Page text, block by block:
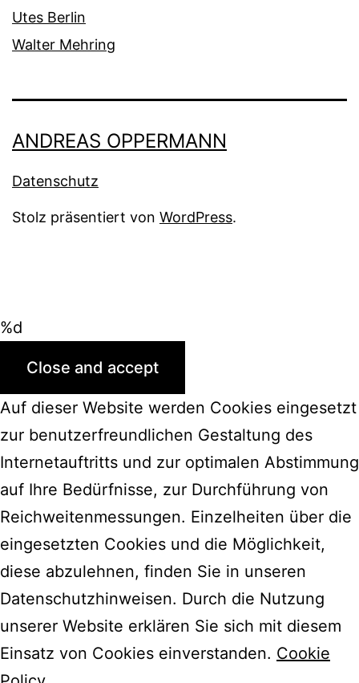
Utes Berlin
Walter Mehring
ANDREAS OPPERMANN
Datenschutz
Stolz präsentiert von WordPress.
%d
Auf dieser Website werden Cookies eingesetzt
zur benutzerfreundlichen Gestaltung des
Internetauftritts und zur optimalen Abstimmung
auf Ihre Bedürfnisse, zur Durchführung von
Reichweitenmessungen. Einzelheiten über die
eingesetzten Cookies und die Möglichkeit,
diese abzulehnen, finden Sie in unseren
Datenschutzhinweisen. Durch die Nutzung
unserer Website erklären Sie sich mit diesem
Einsatz von Cookies einverstanden. Cookie